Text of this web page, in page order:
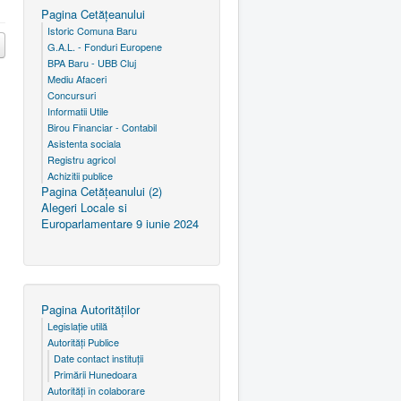
Pagina Cetăţeanului
Istoric Comuna Baru
G.A.L. - Fonduri Europene
BPA Baru - UBB Cluj
Mediu Afaceri
Concursuri
Informatii Utile
Birou Financiar - Contabil
Asistenta sociala
Registru agricol
Achizitii publice
Pagina Cetăţeanului (2)
Alegeri Locale si
Europarlamentare 9 iunie 2024
Pagina Autorităţilor
Legislaţie utilă
Autorităţi Publice
Date contact instituţii
Primării Hunedoara
Autorităţi în colaborare